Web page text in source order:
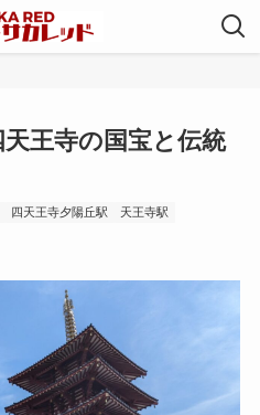
王寺の国宝と伝統
四天王寺夕陽丘駅 天王寺駅